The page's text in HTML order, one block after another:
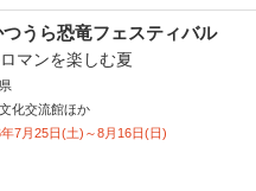
つうら恐竜フェスティバル
マンを楽しむ夏
化交流館ほか
7月25日(土)～8月16日(日)